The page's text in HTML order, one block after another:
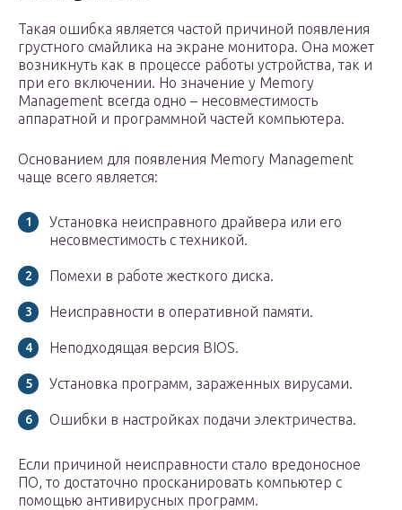
Такая ошибка является частой причиной появления
грустного смайлика на экране монитора. Она может
возникнуть как в процессе работы устройства, так и
при его включении. Но значение у Memory
Management всегда одно – несовместимость
аппаратной и программной частей компьютера.
Основанием для появления Memory Management
чаще всего является:
Установка неисправного драйвера или его
несовместимость с техникой.
Помехи в работе жесткого диска.
Неисправности в оперативной памяти.
Неподходящая версия BIOS.
Установка программ, зараженных вирусами.
Ошибки в настройках подачи электричества.
Если причиной неисправности стало вредоносное
ПО, то достаточно просканировать компьютер с
помощью антивирусных программ.